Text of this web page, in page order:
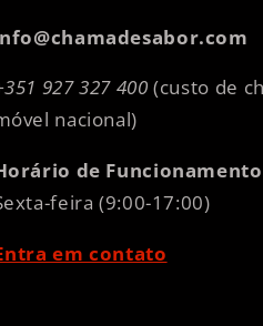
927 327 400 (custo de
nacional)
de
feira (9:00-17:00)
em contato